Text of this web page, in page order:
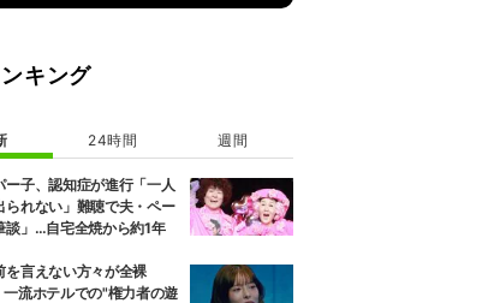
キング
24時間 週間
ー子、認知症が進行「一人
られない」難聴で夫・ペー
談」…自宅全焼から約1年
を言えない方々が全裸
流ホテルでの"権力者の遊